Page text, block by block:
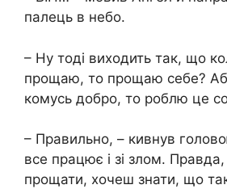
палець в небо.
– Ну тоді виходить так, що
прощаю, то прощаю себе?
комусь добро, то роблю це
– Правильно, – кивнув
все працює і зі злом. Правда,
прощати, хочеш знати, що